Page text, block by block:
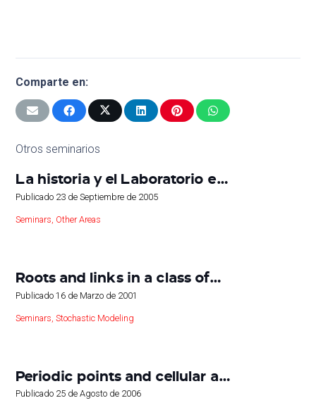
Comparte en:
Otros seminarios
La historia y el Laboratorio e…
Publicado 23 de Septiembre de 2005
Seminars Other Areas
Roots and links in a class of…
Publicado16 de Marzo de 2001
Seminars ,Stochastic Modeling
Periodic points and cellular a…
Publicado 25 de Agosto de 2006